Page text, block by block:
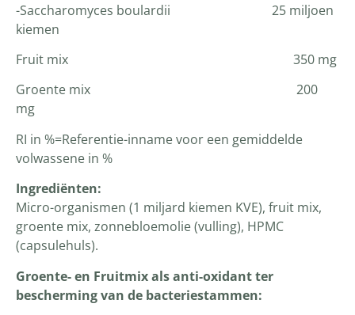
-Saccharomyces boulardii 25 miljoen
kiemen
Fruit mix 350 mg
Groente mix 200
mg
RI in %=Referentie-inname voor een gemiddelde
volwassene in %
Ingrediënten:
Micro-organismen (1 miljard kiemen KVE), fruit mix,
groente mix, zonnebloemolie (vulling), HPMC
(capsulehuls).
Groente- en Fruitmix als anti-oxidant ter
bescherming van de bacteriestammen: